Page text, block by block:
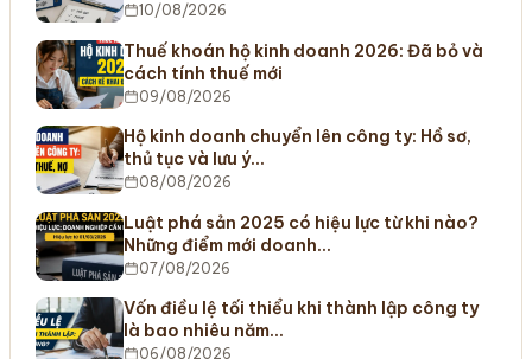
10/08/2026
Thuế khoán hộ kinh doanh 2026: Đã bỏ và
cách tính thuế mới
09/08/2026
Hộ kinh doanh chuyển lên công ty: Hồ sơ,
thủ tục và lưu ý…
08/08/2026
Luật phá sản 2025 có hiệu lực từ khi nào?
Những điểm mới doanh…
07/08/2026
Vốn điều lệ tối thiểu khi thành lập công ty
là bao nhiêu năm…
06/08/2026